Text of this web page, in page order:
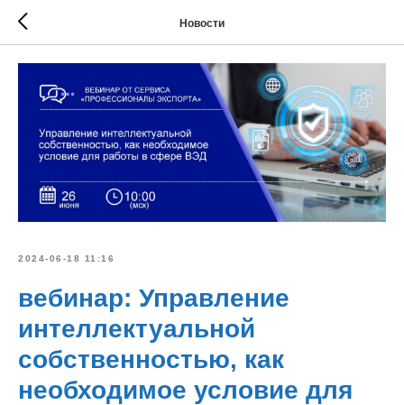
Новости
2024-06-18 11:16
вебинар: Управление
интеллектуальной
собственностью, как
необходимое условие для